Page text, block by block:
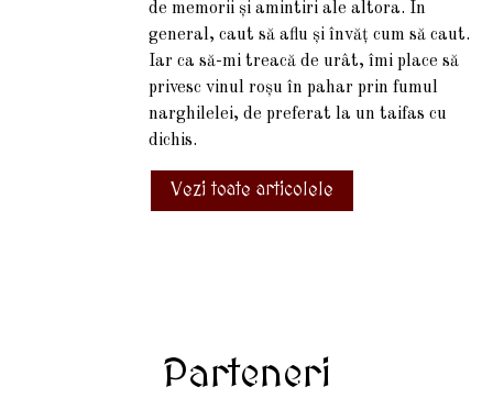
de memorii și amintiri ale altora. În
general, caut să aflu și învăț cum să caut.
Iar ca să-mi treacă de urât, îmi place să
privesc vinul roșu în pahar prin fumul
narghilelei, de preferat la un taifas cu
dichis.
Vezi toate articolele
Parteneri